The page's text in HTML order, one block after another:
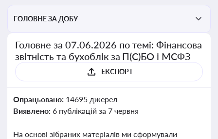
ГОЛОВНЕ ЗА ДОБУ
Головне за 07.06.2026 по темі: Фінансова
звітність та бухоблік за П(С)БО і МСФЗ
ЕКСПОРТ
Опрацьовано: 14695 джерел
Виявлено: 6 публікацій за 7 червня
На основі зібраних матеріалів ми сформували